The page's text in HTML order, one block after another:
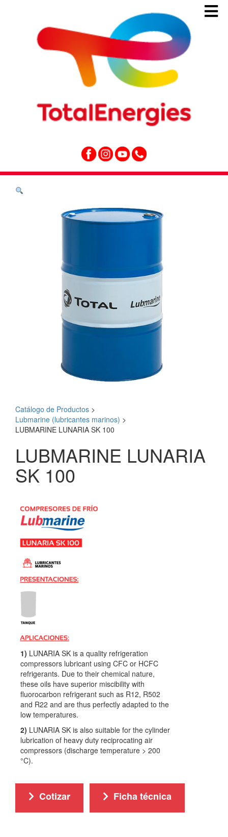
Catálogo de Productos >
Lubmarine (lubricantes marinos) >
LUBMARINE LUNARIA SK 100
LUBMARINE LUNARIA
SK 100
1) LUNARIA SK is a quality refrigeration
compressors lubricant using CFC or HCFC
refrigerants. Due to their chemical nature,
these oils have superior miscibility with
fluorocarbon refrigerant such as R12, R502
and R22 and are thus perfectly adapted to the
low temperatures.
2) LUNARIA SK is also suitable for the cylinder
lubrication of heavy duty reciprocating air
compressors (discharge temperature > 200
°C).
Cotizar Ficha técnica